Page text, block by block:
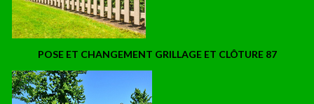
POSE ET CHANGEMENT GRILLAGE ET CLÔTURE 87